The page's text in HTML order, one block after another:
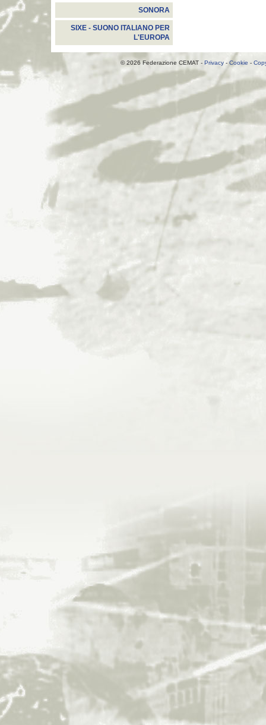
SONORA
SIXE - SUONO ITALIANO PER
L'EUROPA
© 2026 Federazione CEMAT - Privacy -Cookie -